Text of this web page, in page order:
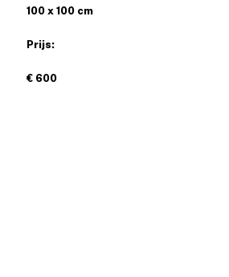
100 x 100 cm
Prijs:
€ 600